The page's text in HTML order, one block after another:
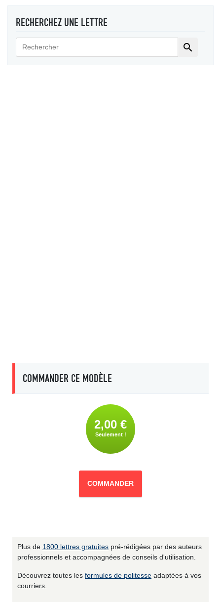
RECHERCHEZ UNE LETTRE

COMMANDER CE MODÈLE
2,00 €
Seulement !
COMMANDER
Plus de 1800 lettres gratuites pré-rédigées par des auteurs
professionnels et accompagnées de conseils d'utilisation.
Découvrez toutes les formules de politesse adaptées à vos
courriers.